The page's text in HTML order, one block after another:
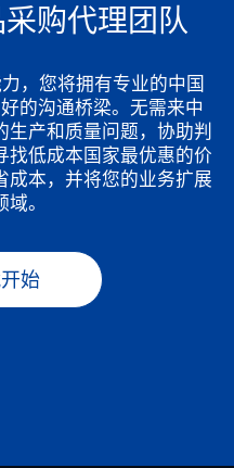
购代理团队
，您将拥有专业的中国
的沟通桥梁。无需来中
产和质量问题，协助判
找低成本国家最优惠的价
成本，并将您的业务扩展
。
始